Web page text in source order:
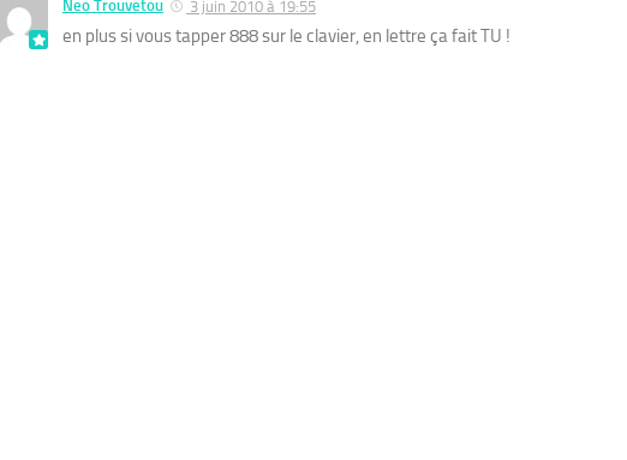
Neo Trouvetou 3 juin 2010 à 19:55
en plus si vous tapper 888 sur le clavier, en lettre ça fait TU !